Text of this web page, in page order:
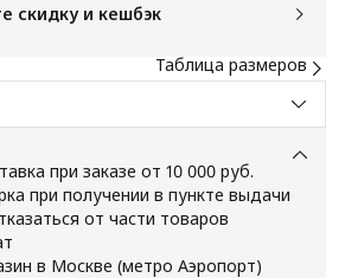
скидку и кешбэк
Таблица размеров
при заказе от 10 000 руб.
при получении в пункте выдачи
от части товаров
в Москве (метро Аэропорт)